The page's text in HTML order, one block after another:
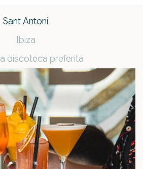
Sant Antoni
Ibiza
discoteca preferita